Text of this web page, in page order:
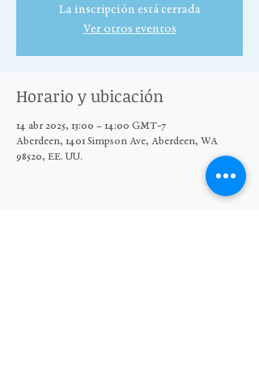
La inscripción está cerrada
Ver otros eventos
Horario y ubicación
14 abr 2025, 13:00 – 14:00 GMT-7
Aberdeen, 1401 Simpson Ave, Aberdeen, WA
98520, EE. UU.